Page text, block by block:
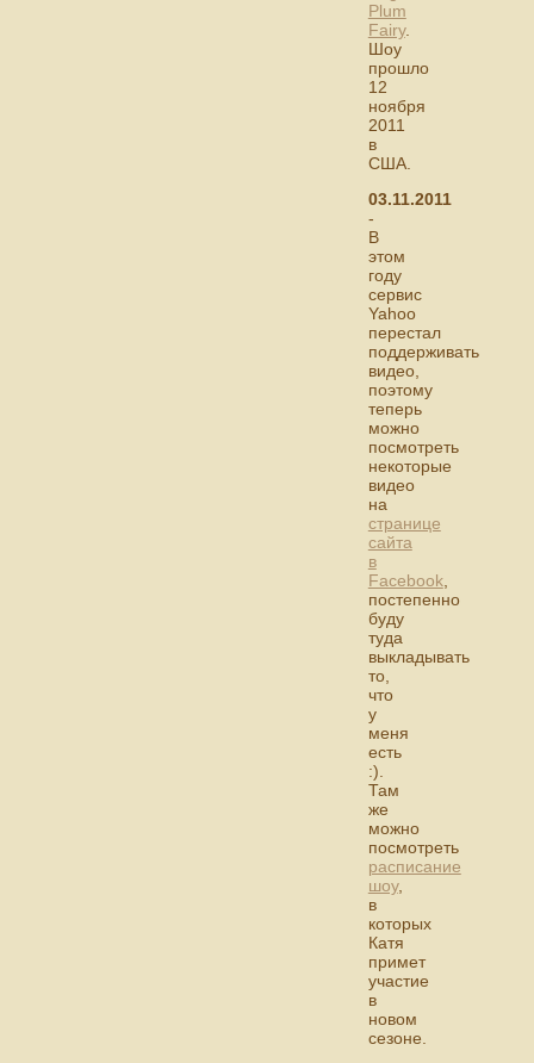
Plum
Fairy.
Шоу
прошло
12
ноября
2011
в
США.
03.11.2011
-
В
этом
году
сервис
Yahoo
перестал
поддерживать
видео,
поэтому
теперь
можно
посмотреть
некоторые
видео
на
странице
сайта
в
Facebook,
постепенно
буду
туда
выкладывать
то,
что
у
меня
есть
:).
Там
же
можно
посмотреть
расписание
шоу,
в
которых
Катя
примет
участие
в
новом
сезоне.